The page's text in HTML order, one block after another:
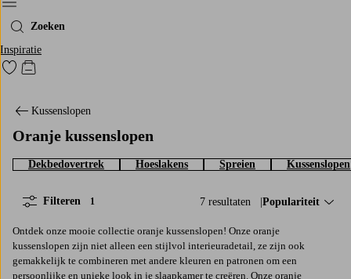
Menu
Zoeken
Inspiratie
Ga naar favoriet gemarkeerde producten
Go to checkout
Kussenslopen
Oranje kussenslopen
Dekbedovertrek Hoeslakens Spreien Kussenslopen
7 resultaten Sorteer op:
Populariteit
Filteren 1
Ontdek onze mooie collectie oranje kussenslopen! Onze oranje
kussenslopen zijn niet alleen een stijlvol interieuradetail, ze zijn ook
gemakkelijk te combineren met andere kleuren en patronen om een
persoonlijke en unieke look in je slaapkamer te creëren. Onze oranje